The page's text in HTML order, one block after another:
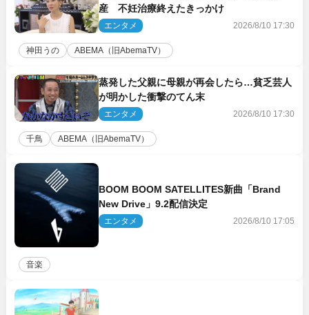
産 不妊治療終えたきっかけ
エンタメ 2026/8/10 17:30
神田うの ABEMA（旧AbemaTV）
蒸発した父親に母親が再会したら…貧乏芸人
が明かした衝撃のてん末
エンタメ 2026/8/10 17:30
千鳥 ABEMA（旧AbemaTV）
BOOM BOOM SATELLITES新曲「Brand
New Drive」9.2配信決定
エンタメ 2026/8/10 17:05
音楽